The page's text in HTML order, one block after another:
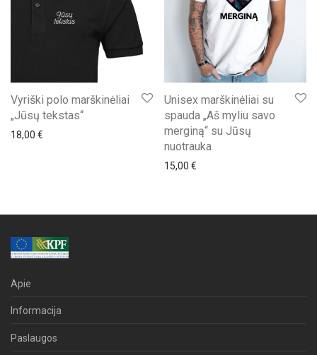
Vyriški polo marškinėliai
„Jūsų tekstas“
18,00 €
Unisex marškinėliai su
spauda „Aš myliu savo
merginą“ su Jūsų
nuotrauka
15,00 €
Apie
Informacija
Paslaugos